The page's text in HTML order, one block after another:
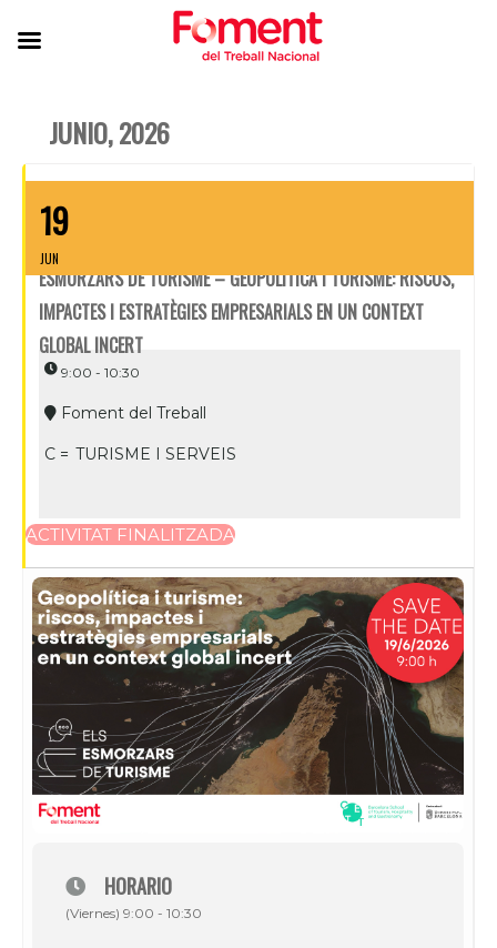
JUNIO, 2026
19
JUN
ESMORZARS DE TURISME – GEOPOLÍTICA I TURISME: RISCOS,
IMPACTES I ESTRATÈGIES EMPRESARIALS EN UN CONTEXT
GLOBAL INCERT
9:00 - 10:30
Foment del Treball
C = TURISME I SERVEIS
ACTIVITAT FINALITZADA
HORARIO
(Viernes) 9:00 - 10:30